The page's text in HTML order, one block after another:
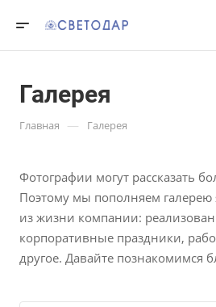
Галерея
Главная — Галерея
Фотографии могут рассказать
Поэтому мы пополняем
из жизни компании:
корпоративные праздники,
другое. Давайте познакомимся